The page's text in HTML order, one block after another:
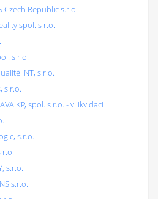
Czech Republic s.r.o.
spol. s r.o.
s r.o.
INT, s.r.o.
s.r.o.
KP, spol. s r.o. - v likvidaci
s.r.o.
r.o.
s.r.o.
s.r.o.